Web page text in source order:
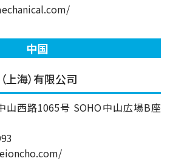
中国
上海）有限公司
山西路1065号 SOHO中山広場B座